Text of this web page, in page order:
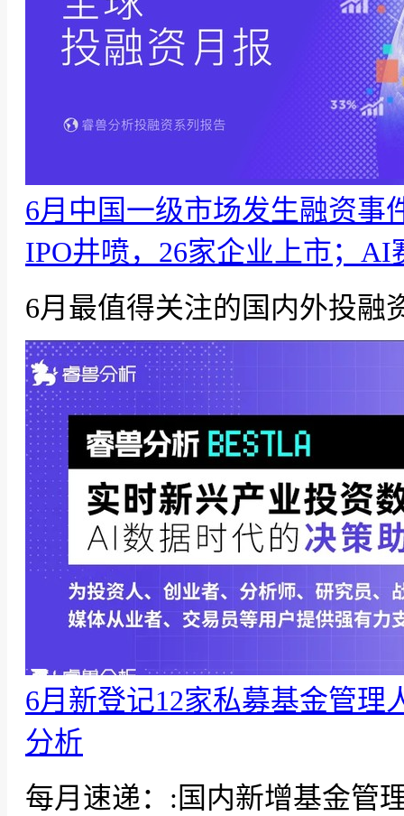
6月中国一级市场发生融资事
IPO井喷，26家企业上市；
6月最值得关注的国内外投融
6月新登记12家私募基金管理
分析
每月速递：:国内新增基金管